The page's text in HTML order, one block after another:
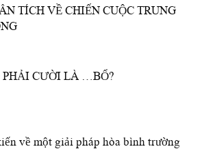
TÍCH VỀ CHIẾN CUỘC TRUNG
PHẢI CƯỜI LÀ …BỔ?
về một giải pháp hòa bình trường